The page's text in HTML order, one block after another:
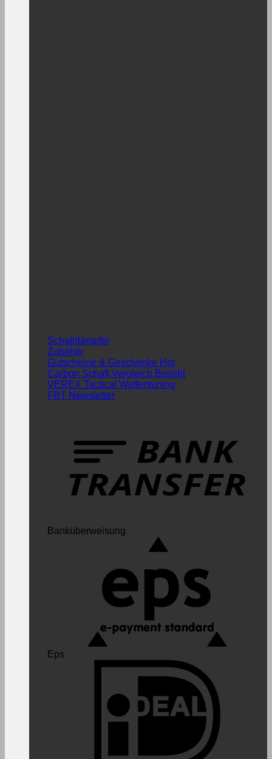
Schalldämpfer
Zubehör
Gutscheine & Geschenke
Carbon Schaft Vergleich
VEREX Tactical Waffentuning
FBT Newsletter
Banküberweisung
Eps